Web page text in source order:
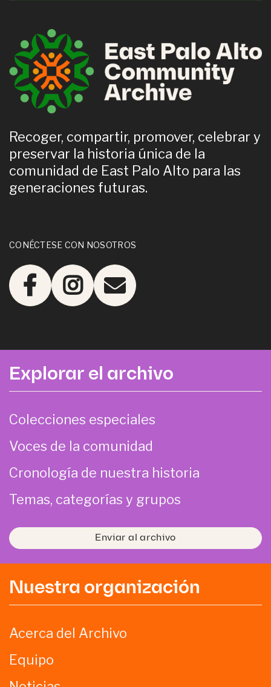
Recoger, compartir, promover, celebrar y
preservar la historia única de la
comunidad de East Palo Alto para las
generaciones futuras.
CONÉCTESE CON NOSOTROS
Explorar el archivo
Colecciones especiales
Voces de la comunidad
Cronología de nuestra historia
Temas, categorías y grupos
Enviar al archivo
Nuestra organización
Acerca del Archivo
Equipo